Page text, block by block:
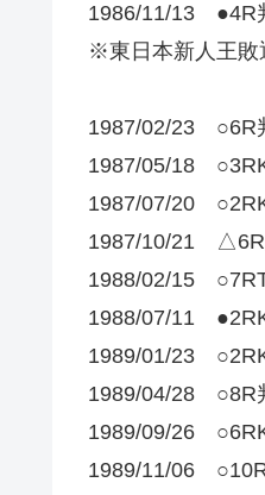
1986/11/13 ●4R
※東日本新人王敗
1987/02/23 ○6R
1987/05/18
1987/07/20
1987/10/21 △6R
1988/02/15
1988/07/11
1989/01/23
1989/04/28 ○8R
1989/09/26
1989/11/06